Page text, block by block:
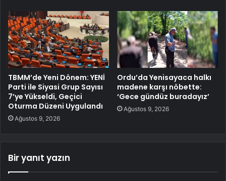
TBMM’de Yeni Dönem: YENİ
Parti ile Siyasi Grup Sayısı
7’ye Yükseldi, Geçici
Oturma Düzeni Uygulandı
Ağustos 9, 2026
Ordu’da Yenisayaca halkı
madene karşı nöbette:
‘Gece gündüz buradayız’
Ağustos 9, 2026
Bir yanıt yazın